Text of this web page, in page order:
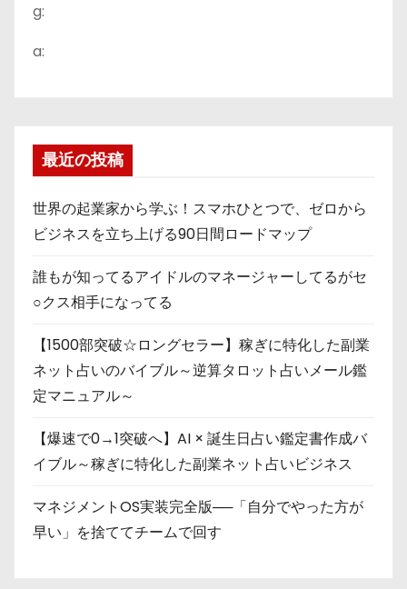
g:
a:
最近の投稿
世界の起業家から学ぶ！スマホひとつで、ゼロから
ビジネスを立ち上げる90日間ロードマップ
誰もが知ってるアイドルのマネージャーしてるがセ
○クス相手になってる
【1500部突破☆ロングセラー】稼ぎに特化した副業
ネット占いのバイブル～逆算タロット占いメール鑑
定マニュアル～
【爆速で0→1突破へ】AI × 誕生日占い鑑定書作成バ
イブル～稼ぎに特化した副業ネット占いビジネス
マネジメントOS実装完全版──「自分でやった方が
早い」を捨ててチームで回す